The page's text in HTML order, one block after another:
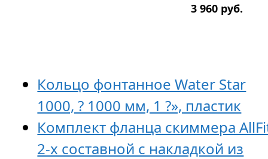
3 960 руб.
Кольцо фонтанное Water Star
1000, ? 1000 мм, 1 ?», пластик
Комплект фланца скиммера
2-х составной c накладкой из